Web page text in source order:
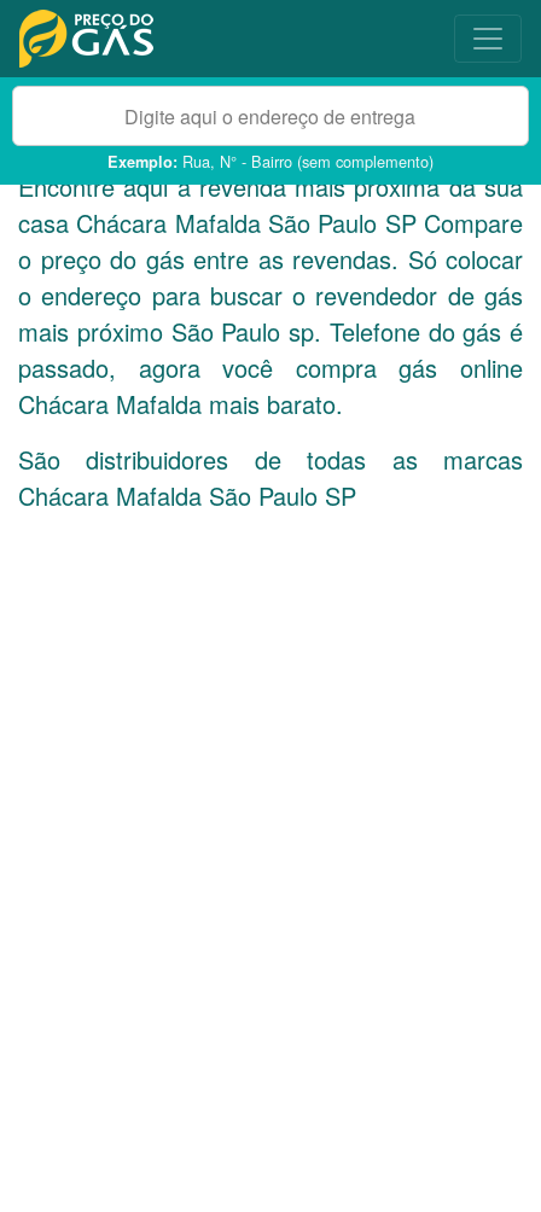
Exemplo: Rua, N° - Bairro (sem complemento)
Encontre aqui a revenda mais próxima da sua
casa Chácara Mafalda São Paulo SPCompare
o preço do gás entre as revendas. Só colocar
o endereço para buscar o revendedor de gás
mais próximo São Paulo sp. Telefone do gás é
passado, agora você compra gás online
Chácara Mafalda mais barato.
São distribuidores de todas as marcas
Chácara Mafalda São Paulo SP